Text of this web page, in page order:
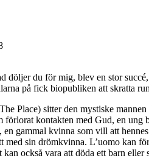
döljer du för mig, blev en stor
på fick biopubliken att skratta
Place) sitter den mystiske
förlorat kontakten med Gud, en
gammal kvinna som vill att
sin drömkvinna. L’uomo kan
kan också vara att döda ett barn